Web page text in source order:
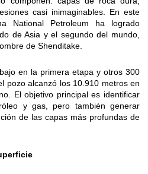
casi inimaginables. En este
National Petroleum ha logrado
de Asia y el segundo del mundo,
de Shenditake.
en la primera etapa y otros 300
pozo alcanzó los 10.910 metros en
El objetivo principal es identificar
y gas, pero también generar
de las capas más profundas de